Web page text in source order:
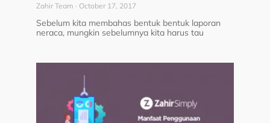
Zahir Team October 17, 2017
Sebelum kita membahas bentuk bentuk laporan
neraca, mungkin sebelumnya kita harus tau